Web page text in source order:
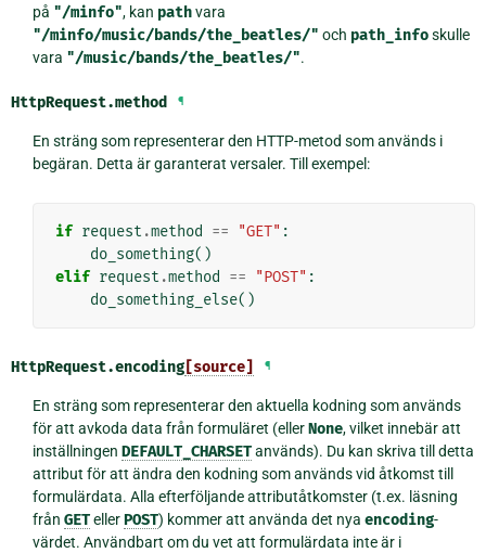
på "/minfo", kan pathvara
"/minfo/music/bands/the_beatles/" och path_infoskulle
vara "/music/bands/the_beatles/".
HttpRequest.method ¶
En sträng som representerar den HTTP-metod som används i
begäran. Detta är garanterat versaler. Till exempel:
if request .method == "GET" :
do_something()
elif request .method == "POST" :
do_something_else()
HttpRequest.encoding [source] ¶
En sträng som representerar den aktuella kodning som används
för att avkoda data från formuläret (ellerNone, vilket innebär att
inställningen DEFAULT_CHARSETanvänds). Du kan skriva till detta
attribut för att ändra den kodning som används vid åtkomst till
formulärdata. Alla efterföljande attributåtkomster (t.ex. läsning
från GETellerPOST) kommer att använda det nya encoding-
värdet. Användbart om du vet att formulärdata inte är i